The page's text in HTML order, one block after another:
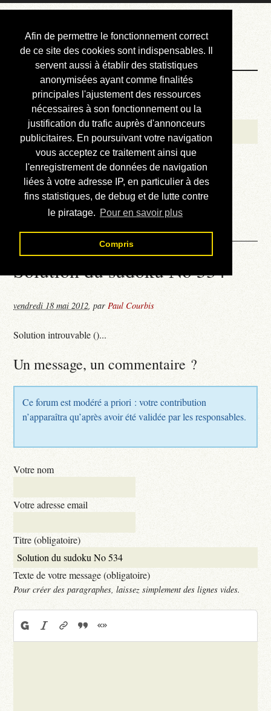
Afin de permettre le fonctionnement correct
de ce site des cookies sont indispensables. Il
servent aussi à établir des statistiques
anonymisées ayant comme finalités
principales l'ajustement des ressources
nécessaires à son fonctionnement ou la
justification du trafic auprès d'annonceurs
publicitaires. En poursuivant votre navigation
vous acceptez ce traitement ainsi que
l'enregistrement de données de navigation
liées à votre adresse IP, en particulier à des
fins statistiques, de debug et de lutte contre
le piratage. Pour en savoir plus
Compris
Courbis, « LE »
Blog Officiel
Bienvenue
Réalisations
Divers (et d’été)
Annonces
Liens externes
Téléchargement
Contact
Solution du sudoku No 534
vendredi 18 mai 2012,parPaul Courbis
Solution introuvable ()...
Un message, un commentaire ?
Ce forum est modéré a priori : votre contribution
n’apparaîtra qu’après avoir été validée par les responsables.
Votre nom
Votre adresse email
Titre (obligatoire)
Texte de votre message (obligatoire)
Pour créer des paragraphes, laissez simplement des lignes vides.